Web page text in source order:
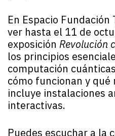
En Espacio
ver hasta el 11 de
exposición Revolución
los principios
computación
cómo funcionan y
incluye instalaciones
interactivas.
Puedes escuchar a la